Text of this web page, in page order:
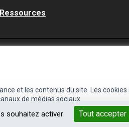
souhaitez activer Tout accepter
et les contenus du site. Les
de médias sociaux.